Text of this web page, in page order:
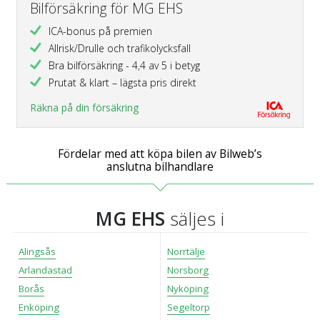
Bilförsäkring för MG EHS
ICA-bonus på premien
Allrisk/Drulle och trafikolycksfall
Bra bilförsäkring - 4,4 av 5 i betyg
Prutat & klart – lägsta pris direkt
Räkna på din försäkring
Fördelar med att köpa bilen av Bilweb’s
anslutna bilhandlare
MG EHS säljes i
Alingsås
Arlandastad
Borås
Enköping
Norrtälje
Norsborg
Nyköping
Segeltorp